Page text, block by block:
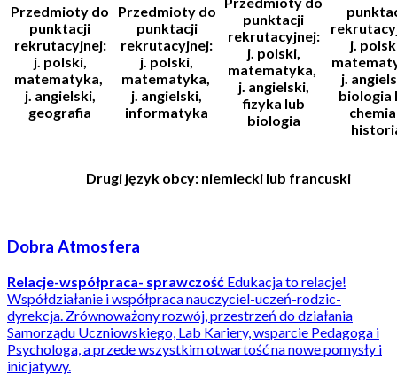
Przedmioty do
punktacji
rekrutacyjnej:
j. polski,
matematyka,
j. angielski,
geografia
Przedmioty do
punktacji
rekrutacyjnej:
j. polski,
matematyka,
j. angielski,
informatyka
punktacji
rekrutacyjnej:
j. polski,
matematyka,
j. angielski,
fizyka lub
biologia
j.
j.
biologia
Drugi język obcy: niemiecki lub francuski
Dobra Atmosfera
Relacje-współpraca- sprawczość Edukacja to relacje!
Współdziałanie i współpraca nauczyciel-uczeń-rodzic-
dyrekcja. Zrównoważony rozwój, przestrzeń do działania
Samorządu Uczniowskiego, Lab Kariery, wsparcie Pedagoga i
Psychologa, a przede wszystkim otwartość na nowe pomysły i
inicjatywy.